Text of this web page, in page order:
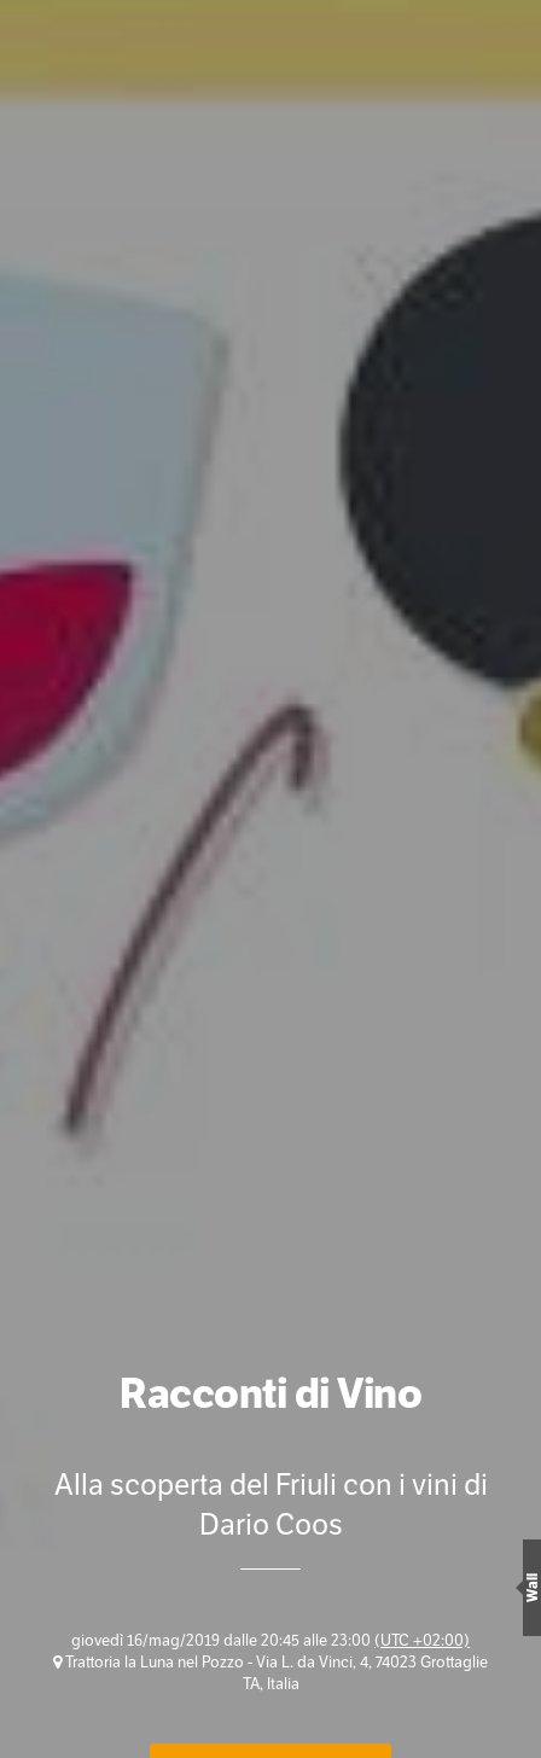
Racconti di Vino
Alla scoperta del Friuli con i vini di
Dario Coos
giovedì 16/mag/2019 dalle 20:45 alle 23:00 (UTC +02:00)
Trattoria la Luna nel Pozzo - Via L. da Vinci, 4, 74023 Grottaglie
TA, Italia
Wall